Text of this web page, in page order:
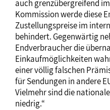
auch grenzübergreifend
Kommission werde diese
Zustellungspreise im
behindert. Gegenwärtig
Endverbraucher die
Einkaufmöglichkeiten
einer völlig falschen
für Sendungen in andere
Vielmehr sind die
niedrig.“